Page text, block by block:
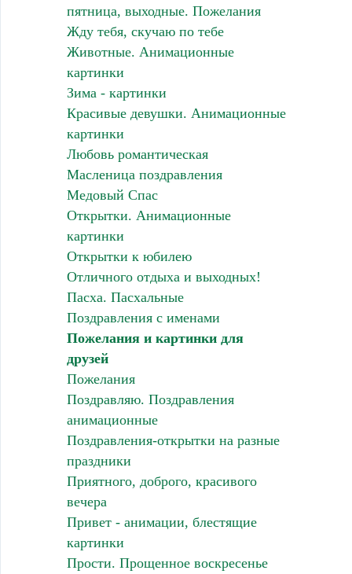
пятница, выходные. Пожелания
Жду тебя, скучаю по тебе
Животные. Анимационные
картинки
Зима - картинки
Красивые девушки. Анимационные
картинки
Любовь романтическая
Масленица поздравления
Медовый Спас
Открытки. Анимационные
картинки
Открытки к юбилею
Отличного отдыха и выходных!
Пасха. Пасхальные
Поздравления с именами
Пожелания и картинки для
друзей
Пожелания
Поздравляю. Поздравления
анимационные
Поздравления-открытки на разные
праздники
Приятного, доброго, красивого
вечера
Привет - анимации, блестящие
картинки
Прости. Прощенное воскресенье